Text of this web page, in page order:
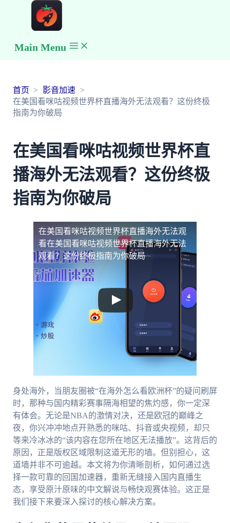
Main Menu
首页
影音加速
在美国看咪咕视频世界杯直播海外无法观看？这份终极
指南为你破局
在美国看咪咕视频世界杯直
播海外无法观看？这份终极
指南为你破局
在美国看咪咕视频世界杯直播海外无法观
看在美国看咪咕视频世界杯直播海外无法
观看？这份终极指南为你破局
身处海外，当朋友圈被“在海外怎么看欧洲杯”的疑问刷屏
时，那种与国内精彩赛事隔海相望的焦灼感，你一定深
有体会。无论是NBA的激情对决，还是欧冠的巅峰之
夜，你兴冲冲地点开熟悉的咪咕、抖音或央视频，却只
等来冷冰冰的“该内容在您所在地区无法播放”。这背后的
原因，正是版权区域限制这道无形的墙。但别担心，这
道墙并非不可逾越。本文将为你清晰剖析，如何通过选
择一款可靠的回国加速器，重新无缝接入国内直播生
态，享受原汁原味的中文解说与畅快观赛体验。这正是
我们接下来要深入探讨的核心解决方案。